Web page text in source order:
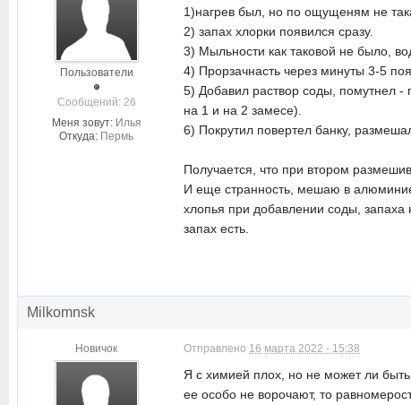
Пользователи
Cообщений: 26
Меня зовут: Илья
Откуда: Пермь
1)нагрев был, но по ощущеням не
2) запах хлорки появился сразу.
3) Мыльности как таковой не было,
4) Прорзачнасть через минуты 3-5
5) Добавил раствор соды, помутнел -
на 1 и на 2 замесе).
6) Покрутил повертел банку,
Получается, что при втором
И еще странность, мешаю в
хлопья при добавлении соды, запаха
запах есть.
Milkomnsk
Новичок Отправлено 16 марта 2022 - 15:38
Я с химией плох, но не может ли быть
ее особо не ворочают, то